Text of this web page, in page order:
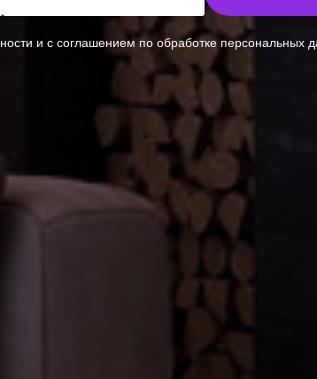
и с соглашением по обработке персональных